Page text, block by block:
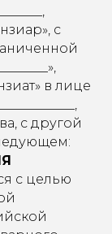
с
в лице
с другой
с целью